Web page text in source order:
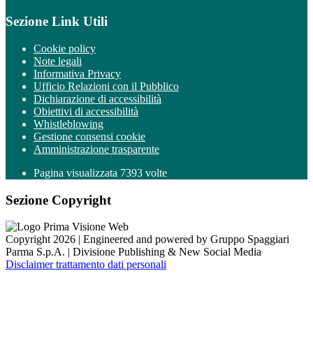
Sezione Link Utili
Cookie policy
Note legali
Informativa Privacy
Ufficio Relazioni con il Pubblico
Dichiarazione di accessibilità
Obiettivi di accessibilità
Whistleblowing
Gestione consensi cookie
Amministrazione trasparente
Pagina visualizzata 7393 volte
Sezione Copyright
Copyright 2026 | Engineered and powered by Gruppo Spaggiari
Parma S.p.A. | Divisione Publishing & New Social Media
Disclaimer trattamento dati personali